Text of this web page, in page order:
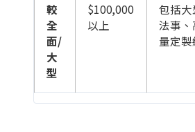
較
全
面/
大
型
$100,000
以上
包括
法事
量定製